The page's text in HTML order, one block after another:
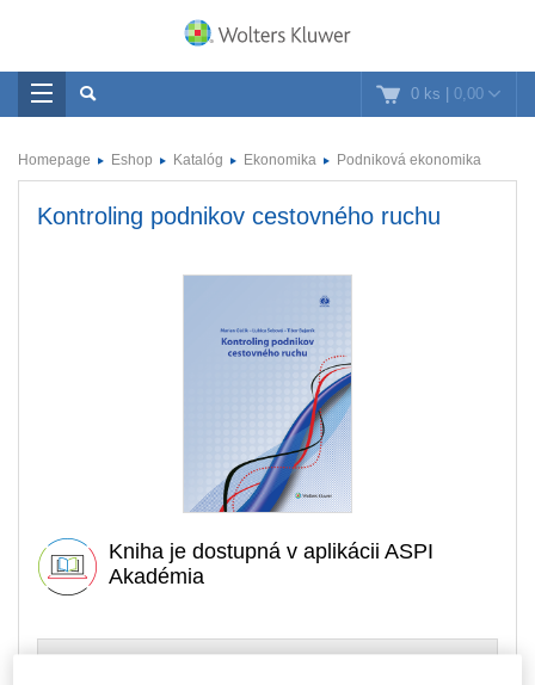
0 ks | 0,00
Homepage Eshop Katalóg Ekonomika Podniková ekonomika
Kontroling podnikov cestovného ruchu
Kniha je dostupná v aplikácii ASPI
Akadémia